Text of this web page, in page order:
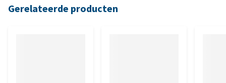
Gerelateerde producten